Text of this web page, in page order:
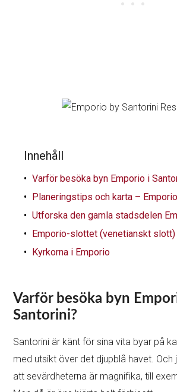
Innehåll
Varför besöka byn Emporio i
Planeringstips och karta –
Utforska den gamla stadsdelen
Emporio-slottet (venetianskt slott)
Kyrkorna i Emporio
Varför besöka byn
Santorini?
Santorini är känt för sina vita byar på
med utsikt över det djupblå havet. Och
att sevärdheterna är magnifika, till